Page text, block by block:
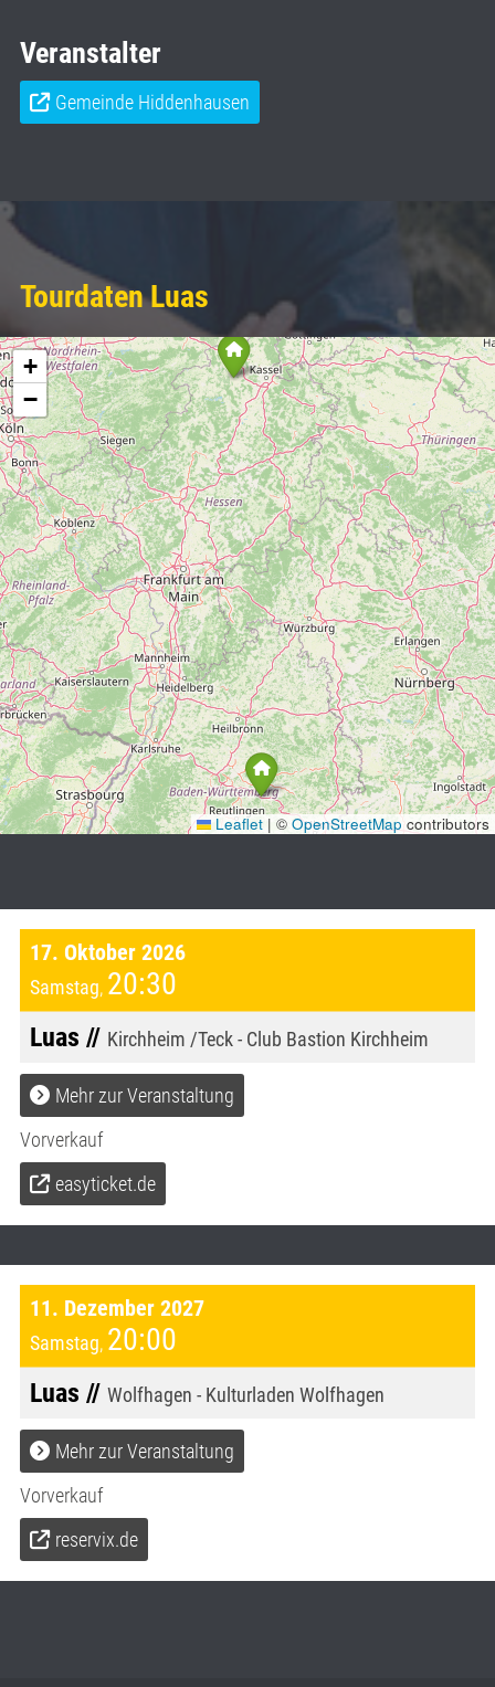
Veranstalter
Gemeinde Hiddenhausen
Tourdaten Luas
+
−
Leaflet | © OpenStreetMap contributors
17. Oktober 2026
Samstag, 20:30
Luas // Kirchheim /Teck - Club Bastion Kirchheim
Mehr zur Veranstaltung
Vorverkauf
easyticket.de
11. Dezember 2027
Samstag, 20:00
Luas // Wolfhagen - Kulturladen Wolfhagen
Mehr zur Veranstaltung
Vorverkauf
reservix.de